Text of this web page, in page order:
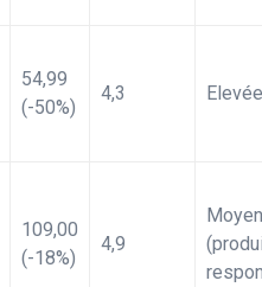
54,99
(-50%)
4,3 Elevée
109,00
(-18%)
4,9